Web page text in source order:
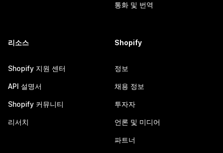
통화 및 번역
리소스
Shopify 지원 센터
API 설명서
Shopify 커뮤니티
리서치
Shopify
정보
채용 정보
투자자
언론 및 미디어
파트너